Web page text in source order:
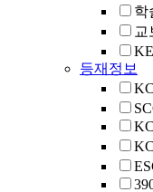
학
교
등재정보